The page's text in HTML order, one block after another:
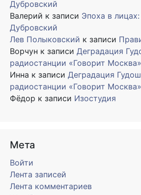
Дубровский
Валерий к записи Эпоха в
Дубровский
Лев Полыковский к записи
Ворчун к записи Деградация
радиостанции «Говорит Москва»
Инна к записи Деградация
радиостанции «Говорит Москва»
Фёдор к записи Изостудия
Мета
Войти
Лента записей
Лента комментариев